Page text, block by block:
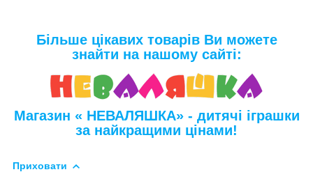
Більше цікавих товарів Ви можете
знайти на нашому сайті:
Магазин « НЕВАЛЯШКА» - дитячі іграшки
за найкращими цінами!
Приховати